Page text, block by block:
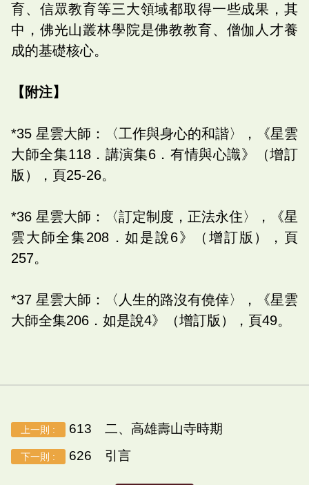
育、信眾教育等三大領域都取得一些成果，其
中，佛光山叢林學院是佛教教育、僧伽人才養
成的基礎核心。
【附注】
*35 星雲大師：〈工作與身心的和諧〉，《星雲
大師全集118．講演集6．有情與心識》（增訂
版），頁25-26。
*36 星雲大師：〈訂定制度，正法永住〉，《星
雲大師全集208．如是說6》（增訂版），頁
257。
*37 星雲大師：〈人生的路沒有僥倖〉，《星雲
大師全集206．如是說4》（增訂版），頁49。
上一則 : 613 二、高雄壽山寺時期
下一則 : 626 引言